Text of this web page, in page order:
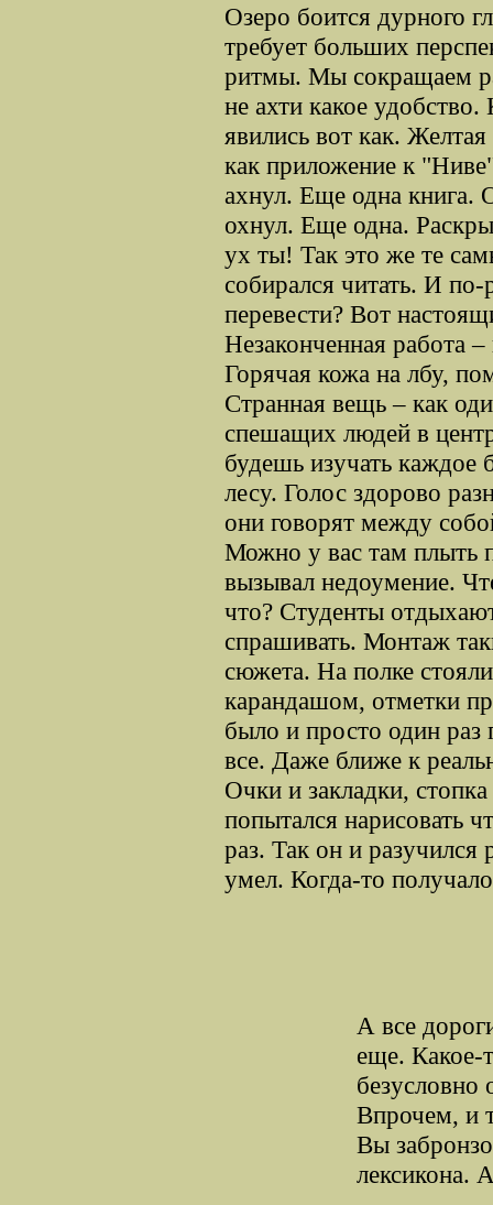
Озеро боится дурного
требует больших
ритмы. Мы сокращаем
не ахти какое
явились вот как.
как приложение к
ахнул. Еще одна книга.
охнул. Еще одна.
ух ты! Так это же те
собирался читать. И
перевести? Вот
Незаконченная работа –
Горячая кожа на лбу,
Странная вещь – как
спешащих людей в
будешь изучать каждое
лесу. Голос здорово
они говорят между
Можно у вас там плыть
вызывал недоумение.
что? Студенты
спрашивать. Монтаж
сюжета. На полке
карандашом, отметки
было и просто один раз
все. Даже ближе к
Очки и закладки,
попытался нарисовать
раз. Так он и разучился
умел. Когда-то
А все
еще. Какое-
безусловно
Впрочем, и
Вы
лексикона.